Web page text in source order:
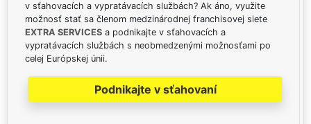
v sťahovacích a vypratávacích službách? Ak áno, využite
možnosť stať sa členom medzinárodnej franchisovej siete
EXTRA SERVICES a podnikajte v sťahovacích a
vypratávacích službách s neobmedzenými možnosťami po
celej Európskej únii.
Podnikajte v sťahovaní